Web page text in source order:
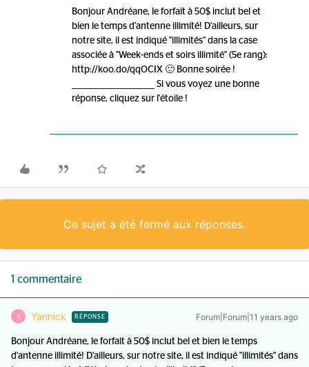
Bonjour Andréane, le forfait à 50$ inclut bel et
bien le temps d'antenne illimité! D'ailleurs, sur
notre site, il est indiqué "illimités" dans la case
associée à "Week-ends et soirs illimité" (5e rang):
http://koo.do/qqOCIX 🙂 Bonne soirée !
________________________ Si vous voyez une bonne
réponse, cliquez sur l'étoile !
Ce sujet a été fermé aux réponses.
1 commentaire
Y Yannick RÉPONSE Forum|Forum|11 years ago
Bonjour Andréane, le forfait à 50$ inclut bel et bien le temps
d'antenne illimité! D'ailleurs, sur notre site, il est indiqué "illimités" dans